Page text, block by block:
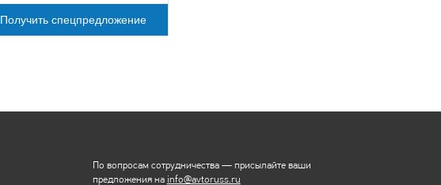
Получить спецпредложение
По вопросам сотрудничества — присылайте ваши
предложения на info@avtoruss.ru